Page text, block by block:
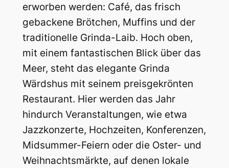
erworben werden: Café, das frisch
gebackene Brötchen, Muffins und der
traditionelle Grinda-Laib. Hoch oben,
mit einem fantastischen Blick über das
Meer, steht das elegante Grinda
Wärdshus mit seinem preisgekrönten
Restaurant. Hier werden das Jahr
hindurch Veranstaltungen, wie etwa
Jazzkonzerte, Hochzeiten, Konferenzen,
Midsummer-Feiern oder die Oster- und
Weihnachtsmärkte, auf denen lokale